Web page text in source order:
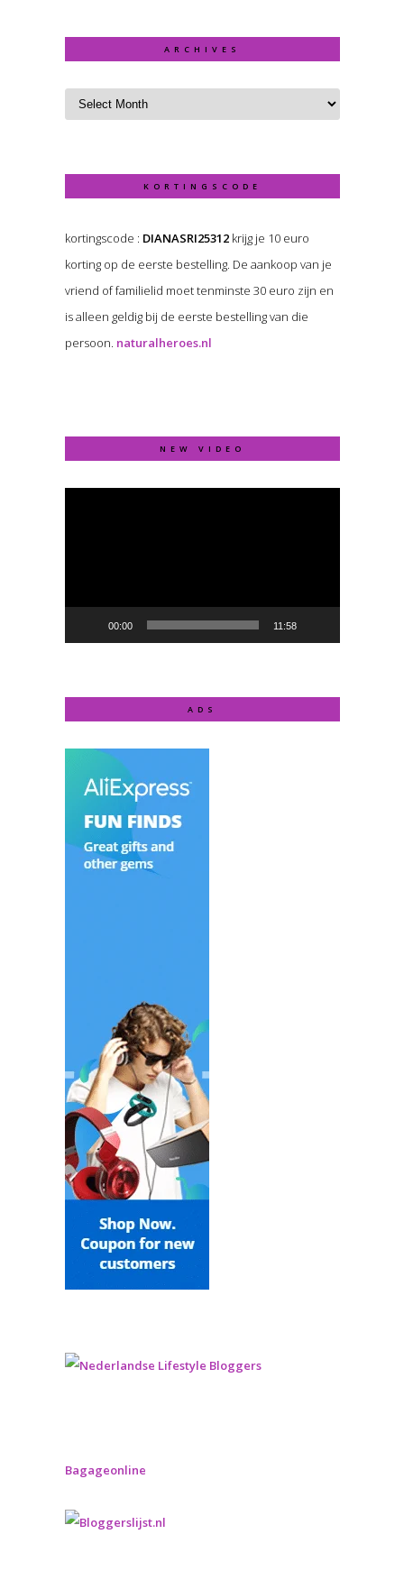
ARCHIVES
KORTINGSCODE
kortingscode : DIANASRI25312krijg je 10 euro
korting op de eerste bestelling. De aankoop van je
vriend of familielid moet tenminste 30 euro zijn en
is alleen geldig bij de eerste bestelling van die
persoon. naturalheroes.nl
NEW VIDEO
Video
00:00 11:58
ADS
Bagageonline